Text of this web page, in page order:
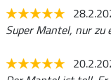
Super Mantel, nur zu